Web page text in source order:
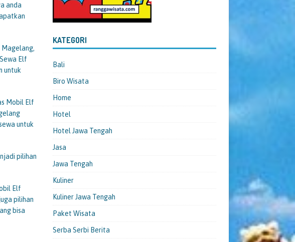
anda
Elf
untuk
Mobil Elf
untuk
pilihan
Elf
pilihan
bisa
KATEGORI
Bali
Biro Wisata
Home
Hotel
Hotel Jawa Tengah
Jasa
Jawa Tengah
Kuliner
Kuliner Jawa Tengah
Paket Wisata
Serba Serbi Berita